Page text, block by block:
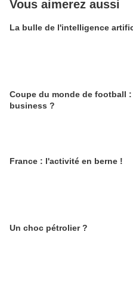
Vous aimerez aussi
La bulle de l'intelligence
Coupe du monde de football
business ?
France : l'activité en berne !
Un choc pétrolier ?